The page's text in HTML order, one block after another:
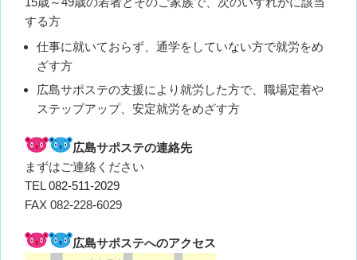
する方
仕事に就いておらず、通学をしていない方で就労をめ
ざす方
広島サポステの支援により就労した方で、職場定着や
ステップアップ、安定就労をめざす方
広島サポステの連絡先
まずはご連絡ください
TEL082-511-2029
FAX 082-228-6029
広島サポステへのアクセス